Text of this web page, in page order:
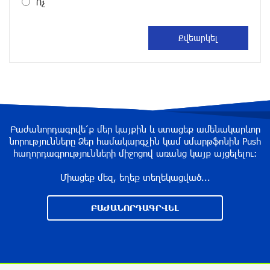
Ռուսական ԱԹՍ-ներ արտադրող ընկերության
4 մեդալ՝ մաթեմատիկական միջազգային
ուսանողական օլիմպիադայում
7 ժամ առաջ
Պեղումներ և նոր բացահայտում Հին
8 ժամ առաջ
Բաժանորդագրվե՛ք մեր կայքին և ստացեք ամենակարևոր
նորությունները Ձեր համակարգչին կամ սմարթֆոնին Push
հաղորդագրությունների միջոցով առանց կայք այցելելու։
Միացեք մեզ, եղեք տեղեկացված...
ԲԱԺԱՆՈՐԴԱԳՐՎԵԼ